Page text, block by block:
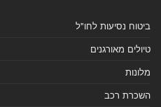
ביטוח נסיעות לחו"ל
טיולים מאורגנים
מלונות
השכרת רכב